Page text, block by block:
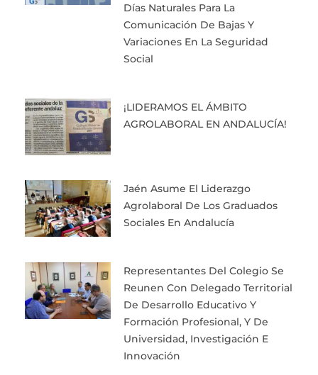
Días Naturales Para La
Comunicación De Bajas Y
Variaciones En La Seguridad
Social
¡LIDERAMOS EL ÁMBITO
AGROLABORAL EN ANDALUCÍA!
Jaén Asume El Liderazgo
Agrolaboral De Los Graduados
Sociales En Andalucía
Representantes Del Colegio Se
Reunen Con Delegado Territorial
De Desarrollo Educativo Y
Formación Profesional, Y De
Universidad, Investigación E
Innovación